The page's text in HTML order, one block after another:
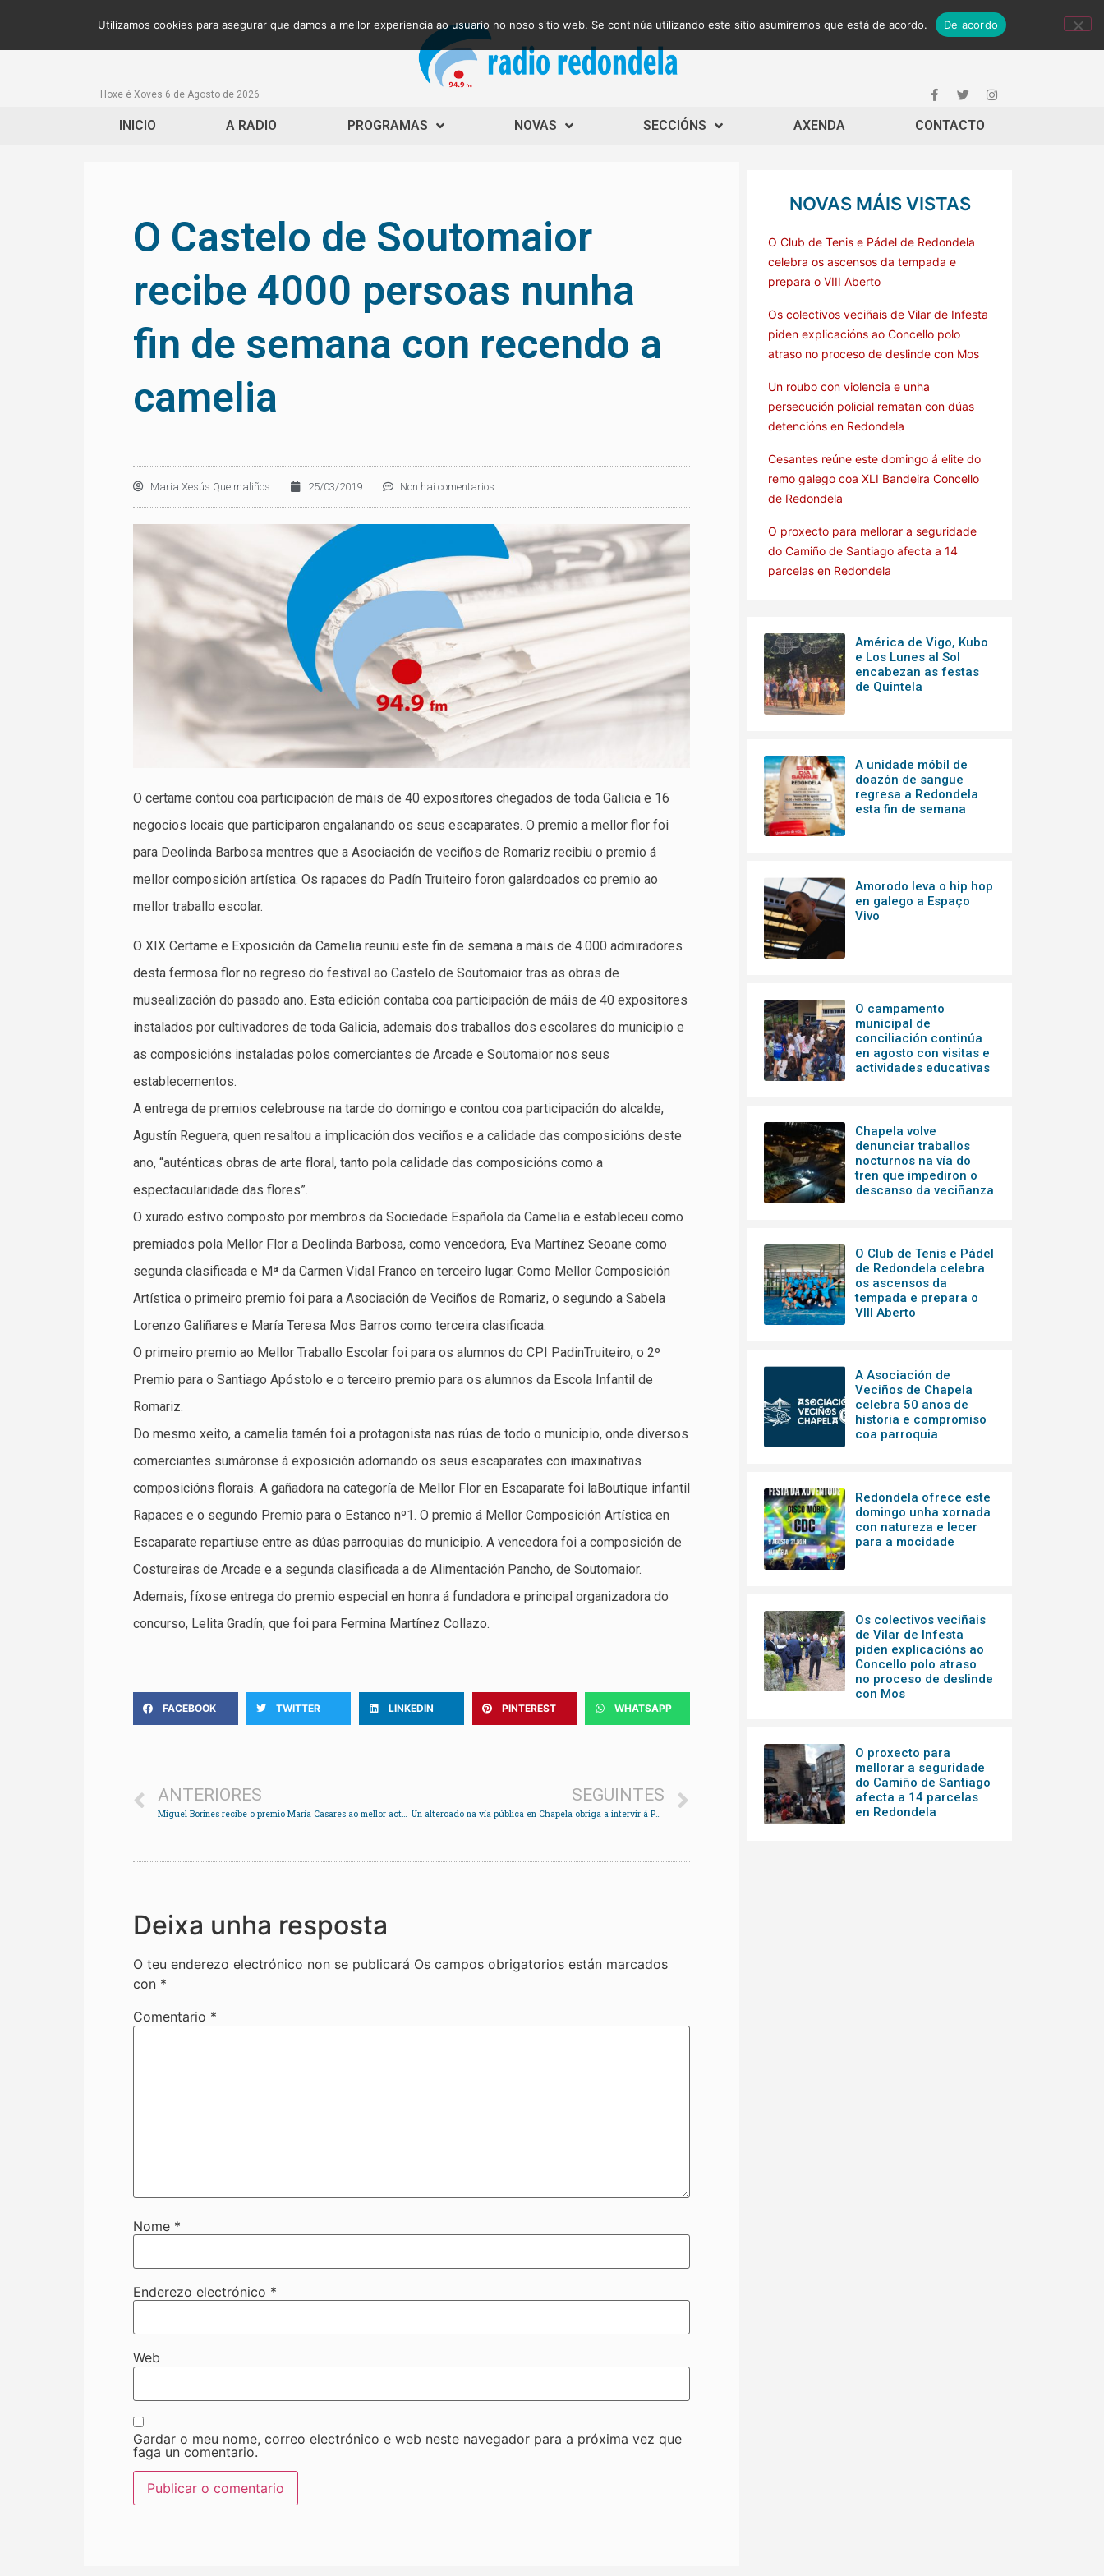
Hoxe é Xoves 6 de Agosto de 2026
INICIO A RADIO PROGRAMAS NOVAS SECCIÓNS AXENDA CONTACTO
O Castelo de Soutomaior
recibe 4000 persoas nunha
fin de semana con recendo a
camelia
Maria Xesús Queimaliños 25/03/2019 Non hai comentarios
O certame contou coa participación de máis de 40 expositores chegados de toda Galicia e 16
negocios locais que participaron engalanando os seus escaparates. O premio a mellor flor foi
para Deolinda Barbosa mentres que a Asociación de veciños de Romariz recibiu o premio á
mellor composición artística. Os rapaces do Padín Truiteiro foron galardoados co premio ao
mellor traballo escolar.
O XIX Certame e Exposición da Camelia reuniu este fin de semana a máis de 4.000 admiradores
desta fermosa flor no regreso do festival ao Castelo de Soutomaior tras as obras de
musealización do pasado ano. Esta edición contaba coa participación de máis de 40 expositores
instalados por cultivadores de toda Galicia, ademais dos traballos dos escolares do municipio e
as composicións instaladas polos comerciantes de Arcade e Soutomaior nos seus
establecementos.
A entrega de premios celebrouse na tarde do domingo e contou coa participación do alcalde,
Agustín Reguera, quen resaltou a implicación dos veciños e a calidade das composicións deste
ano, “auténticas obras de arte floral, tanto pola calidade das composicións como a
espectacularidade das flores”.
O xurado estivo composto por membros da Sociedade Española da Camelia e estableceu como
premiados pola Mellor Flor a Deolinda Barbosa, como vencedora, Eva Martínez Seoane como
segunda clasificada e Mª da Carmen Vidal Franco en terceiro lugar. Como Mellor Composición
Artística o primeiro premio foi para a Asociación de Veciños de Romariz, o segundo a Sabela
Lorenzo Galiñares e María Teresa Mos Barros como terceira clasificada.
O primeiro premio ao Mellor Traballo Escolar foi para os alumnos do CPI PadinTruiteiro, o 2º
Premio para o Santiago Apóstolo e o terceiro premio para os alumnos da Escola Infantil de
Romariz.
Do mesmo xeito, a camelia tamén foi a protagonista nas rúas de todo o municipio, onde diversos
comerciantes sumáronse á exposición adornando os seus escaparates con imaxinativas
composicións florais. A gañadora na categoría de Mellor Flor en Escaparate foi laBoutique infantil
Rapaces e o segundo Premio para o Estanco nº1. O premio á Mellor Composición Artística en
Escaparate repartiuse entre as dúas parroquias do municipio. A vencedora foi a composición de
Costureiras de Arcade e a segunda clasificada a de Alimentación Pancho, de Soutomaior.
Ademais, fíxose entrega do premio especial en honra á fundadora e principal organizadora do
concurso, Lelita Gradín, que foi para Fermina Martínez Collazo.
FACEBOOK TWITTER LINKEDIN PINTEREST WHATSAPP
ANTERIORES
Miguel Borines recibe o premio María Casares ao mellor actor protagonista
SEGUINTES
Un altercado na vía pública en Chapela obriga a intervir á Policía
Deixa unha resposta
O teu enderezo electrónico non se publicará Os campos obrigatorios están marcados
con *
Comentario *
Nome *
Enderezo electrónico *
Web
Gardar o meu nome, correo electrónico e web neste navegador para a próxima vez que
faga un comentario.
NOVAS MÁIS VISTAS
O Club de Tenis e Pádel de Redondela
celebra os ascensos da tempada e
prepara o VIII Aberto
Os colectivos veciñais de Vilar de Infesta
piden explicacións ao Concello polo
atraso no proceso de deslinde con Mos
Un roubo con violencia e unha
persecución policial rematan con dúas
detencións en Redondela
Cesantes reúne este domingo á elite do
remo galego coa XLI Bandeira Concello
de Redondela
O proxecto para mellorar a seguridade
do Camiño de Santiago afecta a 14
parcelas en Redondela
América de Vigo, Kubo
e Los Lunes al Sol
encabezan as festas
de Quintela
A unidade móbil de
doazón de sangue
regresa a Redondela
esta fin de semana
Amorodo leva o hip hop
en galego a Espaço
Vivo
O campamento
municipal de
conciliación continúa
en agosto con visitas e
actividades educativas
Chapela volve
denunciar traballos
nocturnos na vía do
tren que impediron o
descanso da veciñanza
O Club de Tenis e Pádel
de Redondela celebra
os ascensos da
tempada e prepara o
VIII Aberto
A Asociación de
Veciños de Chapela
celebra 50 anos de
historia e compromiso
coa parroquia
Redondela ofrece este
domingo unha xornada
con natureza e lecer
para a mocidade
Os colectivos veciñais
de Vilar de Infesta
piden explicacións ao
Concello polo atraso
no proceso de deslinde
con Mos
O proxecto para
mellorar a seguridade
do Camiño de Santiago
afecta a 14 parcelas
en Redondela
Utilizamos cookies para asegurar que damos a mellor experiencia ao usuario no noso sitio web. Se continúa utilizando este sitio asumiremos que está de acordo. De acordo